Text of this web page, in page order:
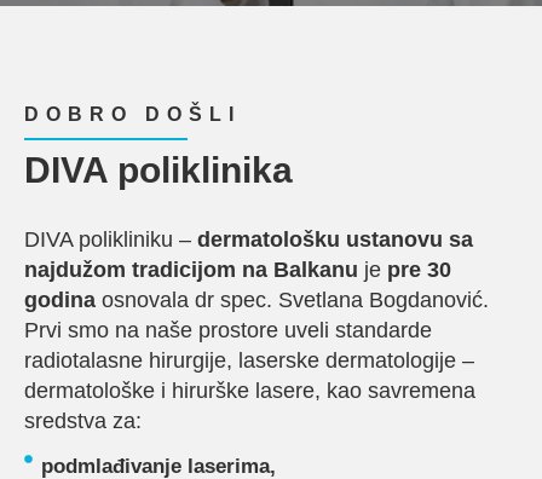
DOBRO DOŠLI
DIVA poliklinika
DIVA polikliniku – dermatološku ustanovu sa
najdužom tradicijom na Balkanu je pre 30
godina osnovala dr spec. Svetlana Bogdanović.
Prvi smo na naše prostore uveli standarde
radiotalasne hirurgije, laserske dermatologije –
dermatološke i hirurške lasere, kao savremena
sredstva za:
podmlađivanje laserima,